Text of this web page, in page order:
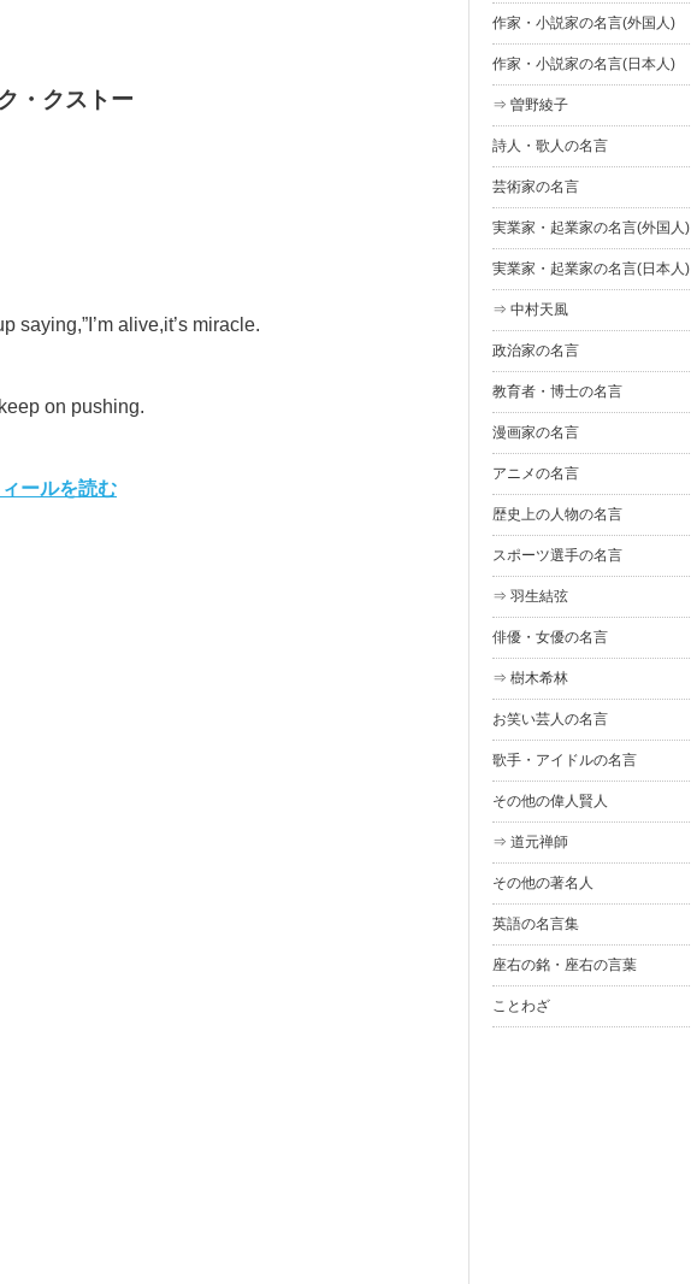
・クストー
saying,”I’m alive,it’s miracle.
on pushing.
ールを読む
作家・小説家の名言(外国人)
作家・小説家の名言(日本人)
⇒ 曽野綾子
詩人・歌人の名言
芸術家の名言
実業家・起業家の名言(外国人)
実業家・起業家の名言(日本人)
⇒ 中村天風
政治家の名言
教育者・博士の名言
漫画家の名言
アニメの名言
歴史上の人物の名言
スポーツ選手の名言
⇒ 羽生結弦
俳優・女優の名言
⇒ 樹木希林
お笑い芸人の名言
歌手・アイドルの名言
その他の偉人賢人
⇒ 道元禅師
その他の著名人
英語の名言集
座右の銘・座右の言葉
ことわざ